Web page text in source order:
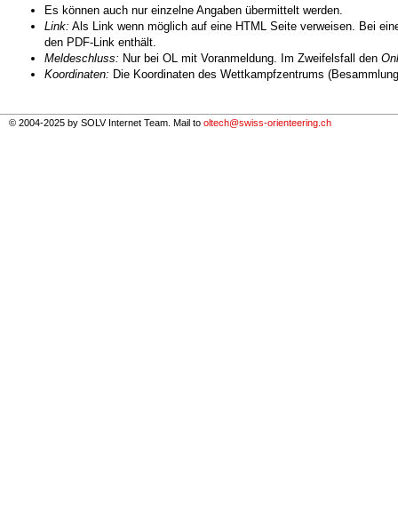
Es können auch nur einzelne Angaben übermittelt werden.
Link: Als Link wenn möglich auf eine HTML Seite verweisen. Bei
den PDF-Link enthält.
Meldeschluss: Nur bei OL mit Voranmeldung. Im Zweifelsfall den
Koordinaten: Die Koordinaten des Wettkampfzentrums
© 2004-2025 by SOLV Internet Team. Mail to oltech@swiss-orienteering.ch